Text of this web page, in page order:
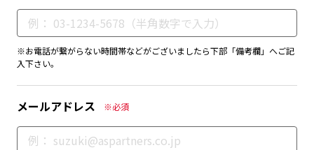
※お電話が繋がらない時間帯などがございましたら下部「備考欄」へご記
入下さい。
メールアドレス ※必須